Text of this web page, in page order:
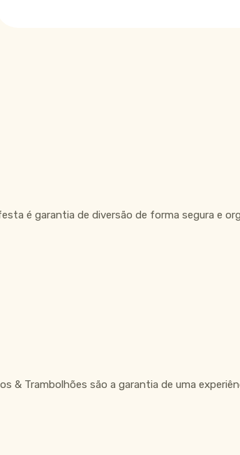
é garantia de diversão de forma segura e
& Trambolhões são a garantia de uma